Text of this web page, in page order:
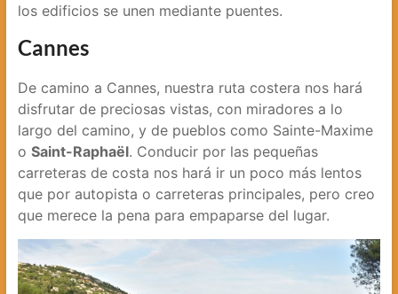
los edificios se unen mediante puentes.
Cannes
De camino a Cannes, nuestra ruta costera nos hará
disfrutar de preciosas vistas, con miradores a lo
largo del camino, y de pueblos como Sainte-Maxime
o Saint-Raphaël. Conducir por las pequeñas
carreteras de costa nos hará ir un poco más lentos
que por autopista o carreteras principales, pero creo
que merece la pena para empaparse del lugar.